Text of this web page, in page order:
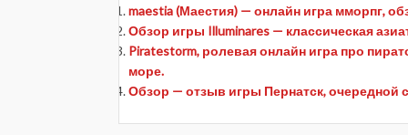
maestia (Маестия) — онлайн игра мморпг,
Обзор игры Illuminares — классическая
Piratestorm, ролевая онлайн игра про
море.
Обзор — отзыв игры Пернатск, очередной